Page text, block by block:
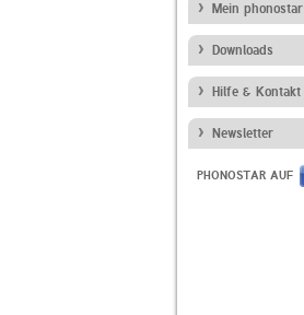
Mein phonostar
Downloads
Hilfe & Kontakt
Newsletter
PHONOSTAR AUF